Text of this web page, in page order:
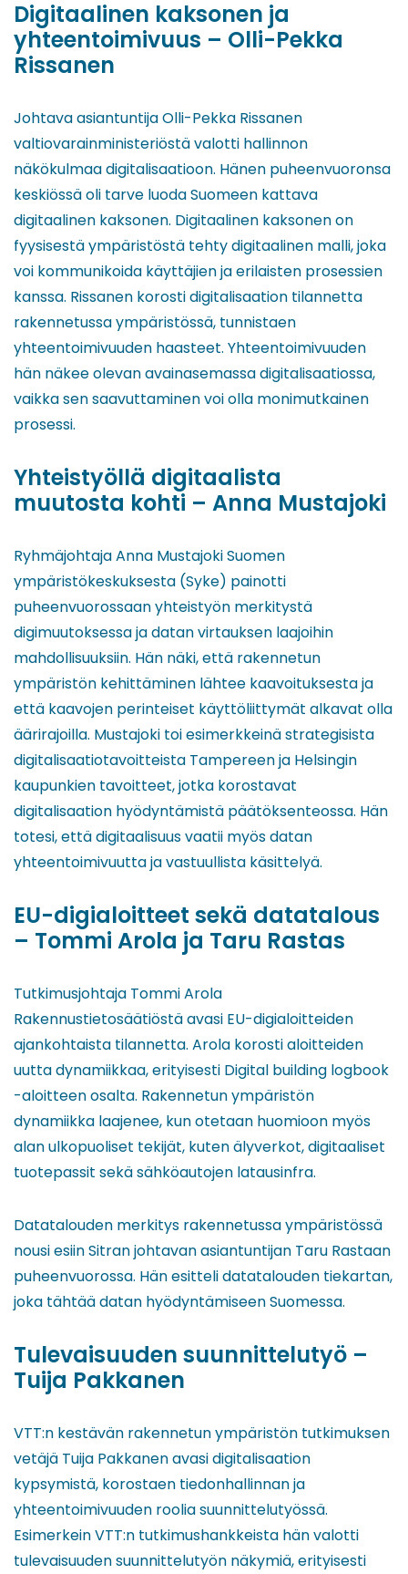
Digitaalinen kaksonen ja
yhteentoimivuus – Olli-Pekka
Rissanen
Johtava asiantuntija Olli-Pekka Rissanen
valtiovarainministeriöstä valotti hallinnon
näkökulmaa digitalisaatioon. Hänen puheenvuoronsa
keskiössä oli tarve luoda Suomeen kattava
digitaalinen kaksonen. Digitaalinen kaksonen on
fyysisestä ympäristöstä tehty digitaalinen malli, joka
voi kommunikoida käyttäjien ja erilaisten prosessien
kanssa. Rissanen korosti digitalisaation tilannetta
rakennetussa ympäristössä, tunnistaen
yhteentoimivuuden haasteet. Yhteentoimivuuden
hän näkee olevan avainasemassa digitalisaatiossa,
vaikka sen saavuttaminen voi olla monimutkainen
prosessi.
Yhteistyöllä digitaalista
muutosta kohti – Anna Mustajoki
Ryhmäjohtaja Anna Mustajoki Suomen
ympäristökeskuksesta (Syke) painotti
puheenvuorossaan yhteistyön merkitystä
digimuutoksessa ja datan virtauksen laajoihin
mahdollisuuksiin. Hän näki, että rakennetun
ympäristön kehittäminen lähtee kaavoituksesta ja
että kaavojen perinteiset käyttöliittymät alkavat olla
äärirajoilla. Mustajoki toi esimerkkeinä strategisista
digitalisaatiotavoitteista Tampereen ja Helsingin
kaupunkien tavoitteet, jotka korostavat
digitalisaation hyödyntämistä päätöksenteossa. Hän
totesi, että digitaalisuus vaatii myös datan
yhteentoimivuutta ja vastuullista käsittelyä.
EU-digialoitteet sekä datatalous
– Tommi Arola ja Taru Rastas
Tutkimusjohtaja Tommi Arola
Rakennustietosäätiöstä avasi EU-digialoitteiden
ajankohtaista tilannetta. Arola korosti aloitteiden
uutta dynamiikkaa, erityisesti Digital building logbook
-aloitteen osalta. Rakennetun ympäristön
dynamiikka laajenee, kun otetaan huomioon myös
alan ulkopuoliset tekijät, kuten älyverkot, digitaaliset
tuotepassit sekä sähköautojen latausinfra.
Datatalouden merkitys rakennetussa ympäristössä
nousi esiin Sitran johtavan asiantuntijan Taru Rastaan
puheenvuorossa. Hän esitteli datatalouden tiekartan,
joka tähtää datan hyödyntämiseen Suomessa.
Tulevaisuuden suunnittelutyö –
Tuija Pakkanen
VTT:n kestävän rakennetun ympäristön tutkimuksen
vetäjä Tuija Pakkanen avasi digitalisaation
kypsymistä, korostaen tiedonhallinnan ja
yhteentoimivuuden roolia suunnittelutyössä.
Esimerkein VTT:n tutkimushankkeista hän valotti
tulevaisuuden suunnittelutyön näkymiä, erityisesti